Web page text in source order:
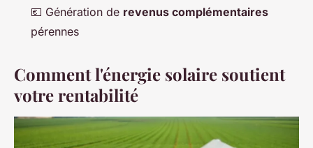
💶 Génération de revenus complémentaires
pérennes
Comment l'énergie solaire soutient
votre rentabilité